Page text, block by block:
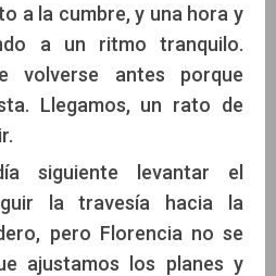
a la cumbre, y una hora y
a un ritmo tranquilo.
volverse antes porque
Llegamos, un rato de
siguiente levantar el
la travesía hacia la
pero Florencia no se
ajustamos los planes y